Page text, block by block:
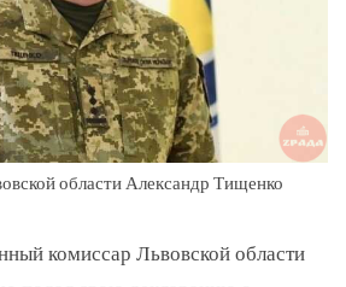
области Александр Тищенко
комиссар Львовской области